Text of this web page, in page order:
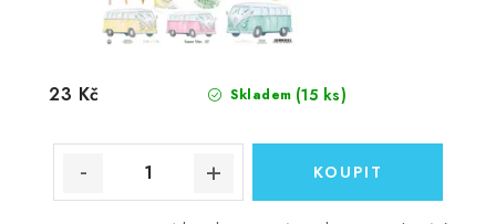
Skladem (15 ks)
23 Kč